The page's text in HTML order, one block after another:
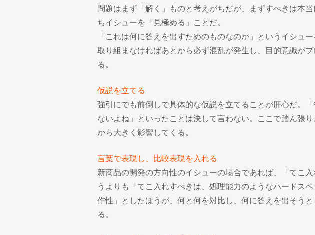
問題はまず「解く」ものと考えがちだが、まずすべきは本
ちイシューを「見極める」ことだ。
「これは何に答えを出すためのものなのか」というイシュ
取り組まなければあとから必ず混乱が発生し、目的意識が
る。
仮説を立てる
強引にでも前倒しで具体的な仮説を立てることが肝心だ。
ないよね」といったことは決して言わない。ここで踏ん張
から大きく影響してくる。
言葉で表現し、比較表現を入れる
新商品の開発の方向性のイシューの場合であれば、「てこ
うよりも「てこ入れすべきは、処理能力のようなハードス
作性」としたほうが、何と何を対比し、何に答えを出そう
る。